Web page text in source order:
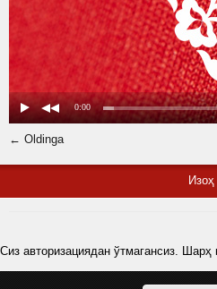
← Oldinga
Изоҳ
Сиз авторизациядан ўтмагансиз. Шарҳ